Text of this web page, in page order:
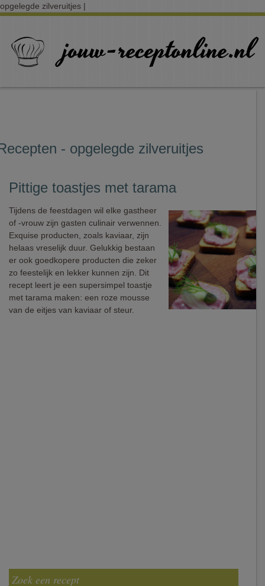
opgelegde zilveruitjes |
- opgelegde zilveruitjes
Pittige toastjes met tarama
Tijdens de feestdagen wil elke gastheer
of -vrouw zijn gasten culinair verwennen.
Exquise producten, zoals kaviaar, zijn
helaas vreselijk duur. Gelukkig bestaan
er ook goedkopere producten die zeker
zo feestelijk en lekker kunnen zijn. Dit
recept leert je een supersimpel toastje
met tarama maken: een roze mousse
van de eitjes van kaviaar of steur.
Zoek een recept